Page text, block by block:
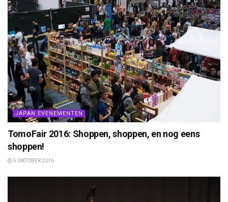
JAPAN EVENEMENTEN
TomoFair 2016: Shoppen, shoppen, en nog eens
shoppen!
5 OKTOBER 2016